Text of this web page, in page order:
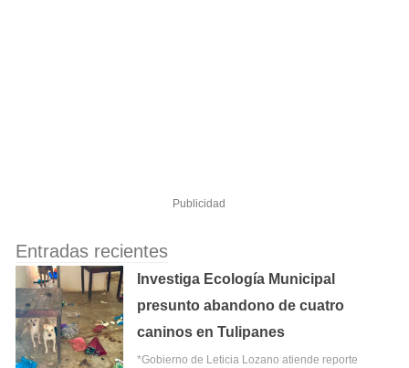
Publicidad
Entradas recientes
Investiga Ecología Municipal
presunto abandono de cuatro
caninos en Tulipanes
*Gobierno de Leticia Lozano atiende reporte